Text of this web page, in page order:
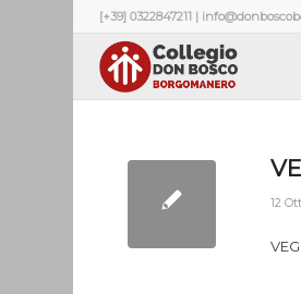
[+39] 0322847211 |
12